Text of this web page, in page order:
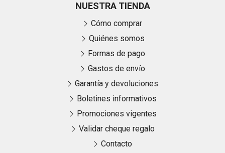
NUESTRA TIENDA
Cómo comprar
Quiénes somos
Formas de pago
Gastos de envío
Garantía y devoluciones
Boletines informativos
Promociones vigentes
Validar cheque regalo
Contacto